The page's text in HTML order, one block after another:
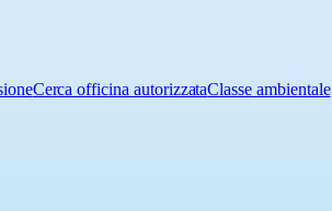
Cerca officina autorizzataClasse ambientale